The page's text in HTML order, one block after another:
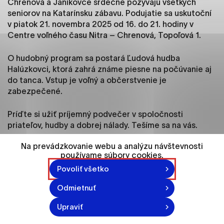
Chrenová a Janíkovce srdečne pozývajú všetkých
seniorov na Katarínsku zábavu. Podujatie sa uskutoční
v piatok 21. novembra 2025 od 16. do 21. hodiny v
Centre voľného času Nitra – Chrenová, Topoľová 1.
O hudobný program sa postará Ľudová hudba
Halúzkovci, ktorá zahrá známe piesne na počúvanie aj
do tanca. Vstup je voľný a občerstvenie je
zabezpečené.
Príďte si užiť príjemný podvečer v spoločnosti
priateľov, hudby a dobrej nálady. Tešíme sa na vás.
Na prevádzkovanie webu a analýzu návštevnosti
používame súbory cookies.
Povoliť všetko
Odmietnuť
Upraviť
ako je navigácia na stránke a prístup k
zabezpečeným oblastiam webovej stránky. Bez
týchto súborov cookie nemôže web správne
fungovať.
Analytické cookies
Analytické cookies pomáhajú prevádzkovateľovi
stránok pochopiť, ako návštevníci stránok stránku
ponúknuť im lepšiu skúsenosť. Všetky dáta sa
zbierajú anonymne a nie je možné ich spojiť s
konkrétnou osobou.
Označiť všetko
Uložiť nastavenia
Viac informácií